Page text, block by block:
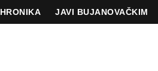
HRONIKA JAVI BUJANOVAČKIM